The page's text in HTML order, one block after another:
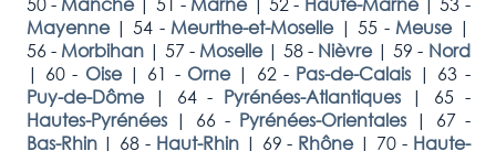
Mayenne |54 - Meurthe-et-Moselle |55 - Meuse |
56 - Morbihan | 57 - Moselle | 58 - Nièvre |59 - Nord
| 60 - Oise | 61 - Orne | 62 - Pas-de-Calais | 63 -
Puy-de-Dôme
| 64 - Pyrénées-Atlantiques |
65 -
Hautes-Pyrénées | 66 - Pyrénées-Orientales | 67 -
Bas-Rhin | 68 - Haut-Rhin | 69 - Rhône | 70 - Haute-